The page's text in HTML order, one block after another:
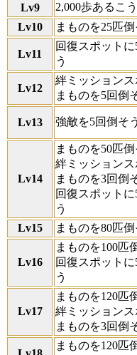
Lv9 2,000歩あるこう
Lv10
まものを25匹倒
Lv11
回復スポットに
う
Lv12
絆ミッション
まものを5回倒
Lv13 強敵を5回倒そう
Lv14
まものを50匹倒
絆ミッション
まものを3回倒
回復スポットに
う
Lv15 まものを80匹倒
Lv16
まものを100匹
回復スポットに
う
Lv17
まものを120匹
絆ミッション
まものを3回倒
まものを120匹